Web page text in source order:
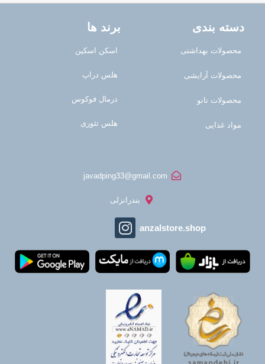
دسته بندی
محصولات بهداشتی
محصولات آرایشی
محصولات نانو
مواد غذایی
برند ها
اسکن اسکین
هلس دراپ
درمال فوکوس
هلس تئوری
javadping33@gmail.com
بندرانزلی
anzalstore.shop